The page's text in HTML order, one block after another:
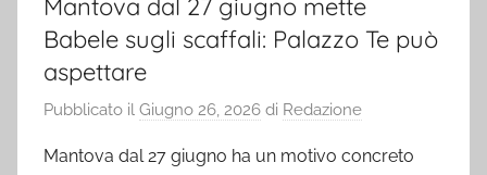
Mantova dal 27 giugno mette
Babele sugli scaffali: Palazzo Te può
aspettare
Pubblicato il Giugno 26, 2026 di Redazione
Mantova dal 27 giugno ha un motivo concreto